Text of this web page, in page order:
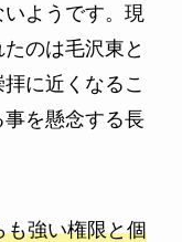
ようです。現
のは毛沢東と
に近くなるこ
を懸念する長
も強い権限と個